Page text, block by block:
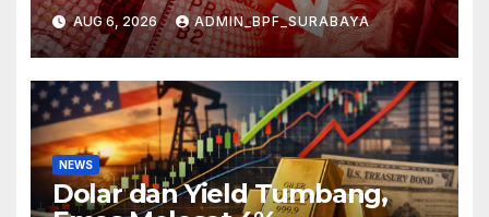
AUG 6, 2026 ADMIN_BPF_SURABAYA
NEWS
Dolar dan Yield Tumbang,